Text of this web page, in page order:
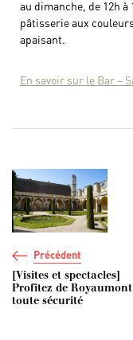
au dimanche, de 12h
pâtisserie aux
apaisant.
En savoir sur le Bar –
Précédent
[Visites et spectacles]
Profitez de
toute sécurité